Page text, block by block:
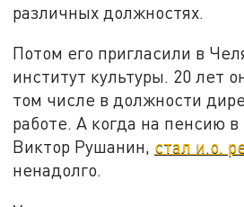
различных должностях.
Потом его пригласили в
институт культуры. 20 лет
том числе в должности
работе. А когда на пенсию
Виктор Рушанин, стал и.о.
ненадолго.